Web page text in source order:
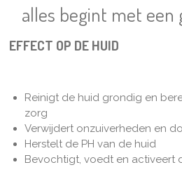
alles begint met een
EFFECT OP DE HUID
Reinigt de huid grondig en
zorg
Verwijdert onzuiverheden en
Herstelt de PH van de huid
Bevochtigt, voedt en activeert